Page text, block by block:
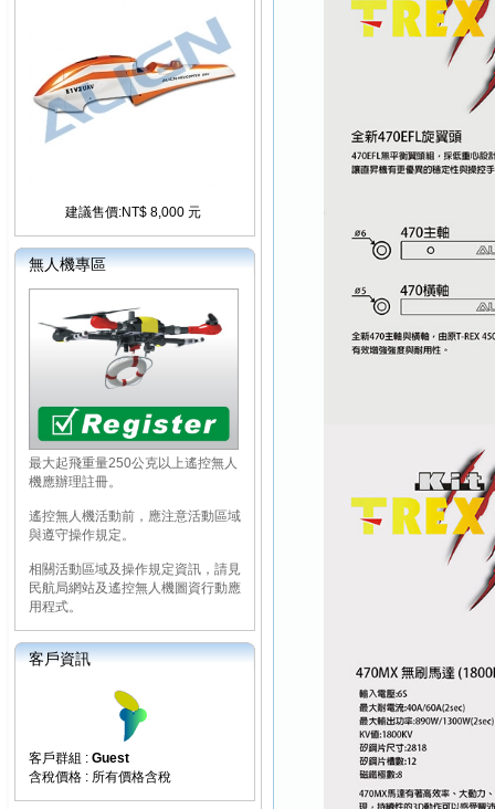
建議售價:NT$ 8,000 元
無人機專區
最大起飛重量250公克以上遙控無人
機應辦理註冊。
遙控無人機活動前，應注意活動區域
與遵守操作規定。
相關活動區域及操作規定資訊，請見
民航局網站及遙控無人機圖資行動應
用程式。
客戶資訊
客戶群組 : Guest
含稅價格 : 所有價格含稅